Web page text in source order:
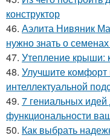
конструктор
46. Аэлита Нивяник
нужно знать о
47. Утепление крыши:
48. Улучшите комфорт
интеллектуальной
49. 7 гениальных
функциональности
50. Как выбрать